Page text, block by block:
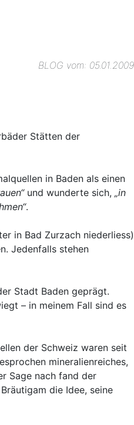
BLOG vom: 05.01.2009
Stätten der
in Baden als einen
und wunderte sich, „in
.
in Bad Zurzach niederliess)
Jedenfalls stehen
Stadt Baden geprägt.
– in meinem Fall sind es
der Schweiz waren seit
mineralienreiches,
Sage nach fand der
die Idee, seine